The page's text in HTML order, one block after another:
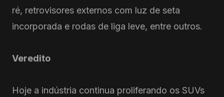
ré, retrovisores externos com luz de seta
incorporada e rodas de liga leve, entre outros.
Veredito
Hoje a indústria continua proliferando os SUVs